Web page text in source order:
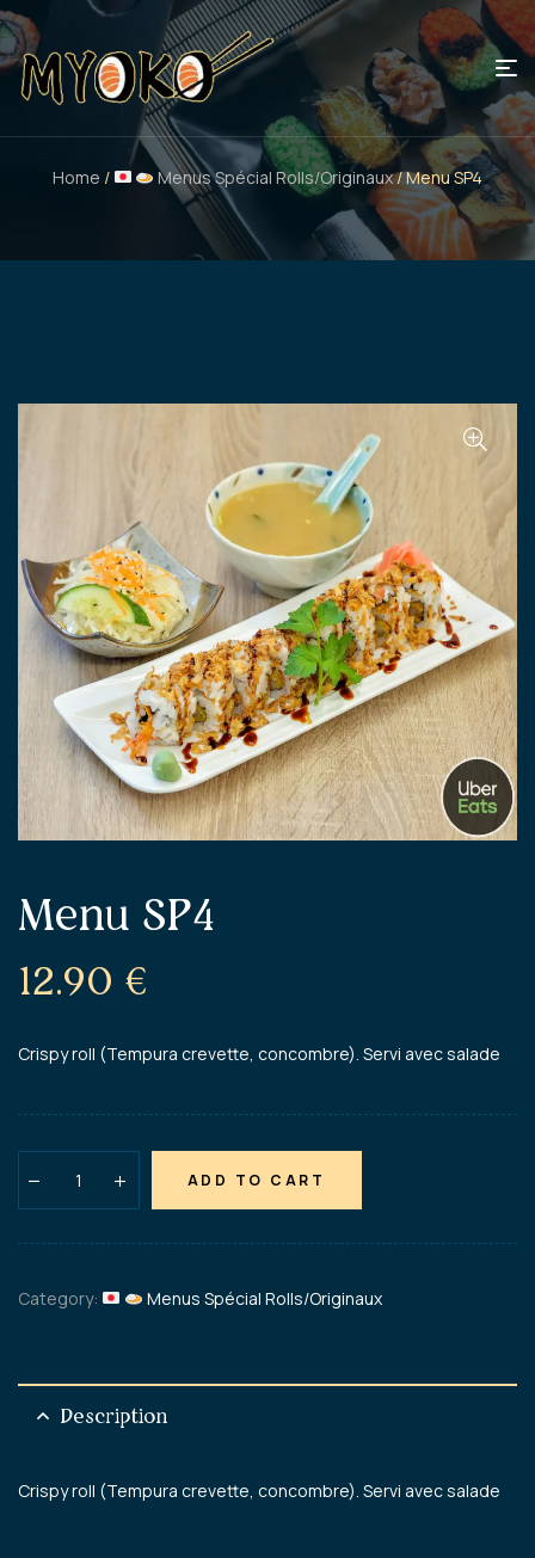
Home / Menus Spécial Rolls/Originaux/ Menu SP4
Menu SP4
12.90 €
Crispy roll (Tempura crevette, concombre). Servi avec salade
ADD TO CART
Category: Menus Spécial Rolls/Originaux
Description
Crispy roll (Tempura crevette, concombre). Servi avec salade